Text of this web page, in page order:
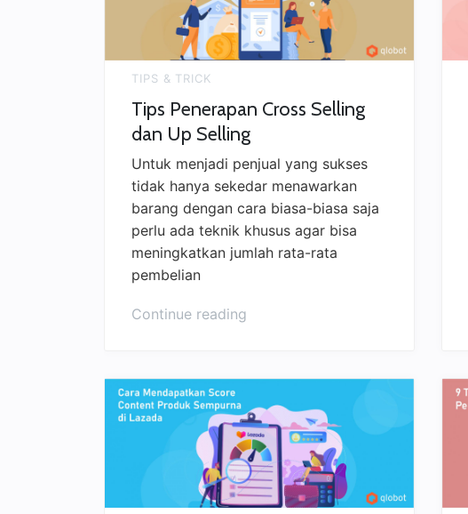
TIPS & TRICK
Tips Penerapan Cross Selling
dan Up Selling
Untuk menjadi penjual yang sukses
tidak hanya sekedar menawarkan
barang dengan cara biasa-biasa saja
perlu ada teknik khusus agar bisa
meningkatkan jumlah rata-rata
pembelian
Continue reading